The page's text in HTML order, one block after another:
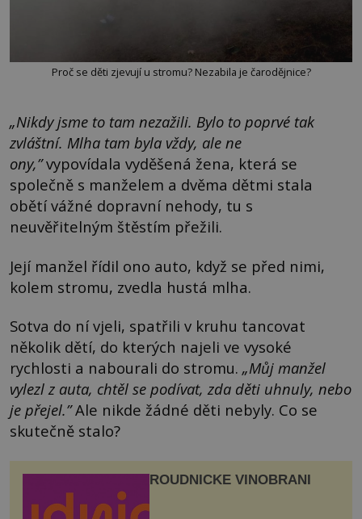
Proč se děti zjevují u stromu? Nezabila je čarodějnice?
„Nikdy jsme to tam nezažili. Bylo to poprvé tak
zvláštní. Mlha tam byla vždy, ale ne
ony,”vypovídala vyděšená žena, která se
společně s manželem a dvěma dětmi stala
obětí vážné dopravní nehody, tu s
neuvěřitelným štěstím přežili.
Její manžel řídil ono auto, když se před nimi,
kolem stromu, zvedla hustá mlha.
Sotva do ní vjeli, spatřili v kruhu tancovat
několik dětí, do kterých najeli ve vysoké
rychlosti a nabourali do stromu. „Můj manžel
vylezl z auta, chtěl se podívat, zda děti uhnuly, nebo
je přejel.”Ale nikde žádné děti nebyly. Co se
skutečně stalo?
ROUDNICKÉ VINOBRANÍ